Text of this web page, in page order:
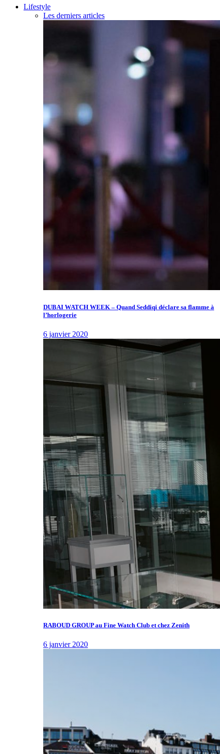
Lifestyle
Les derniers articles
DUBAI WATCH WEEK – Quand Seddiqi déclare sa flamme à
l’horlogerie
6 janvier 2020
RABOUD GROUP au Fine Watch Club et chez Zenith
6 janvier 2020